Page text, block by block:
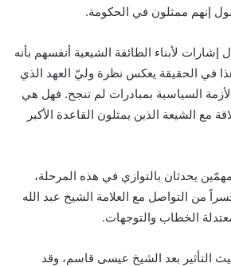
إنهم ممثلون في الحكومة.
إشارات لأبناء الطائفة الشيعية أنفسهم بأنه
في الحقيقة يعكس نظرة وليّ العهد الذي
السياسية بمبادرات لم تنجح. فهل هي
مع الشيعة الذين يمثلون القاعدة الأكبر
يحدثان بالتوازي في هذه المرحلة،
من التواصل مع العلامة الشيخ عبد الله
الخطاب والتوجهات.
التأثير بعد الشيخ عيسى قاسم، وقد